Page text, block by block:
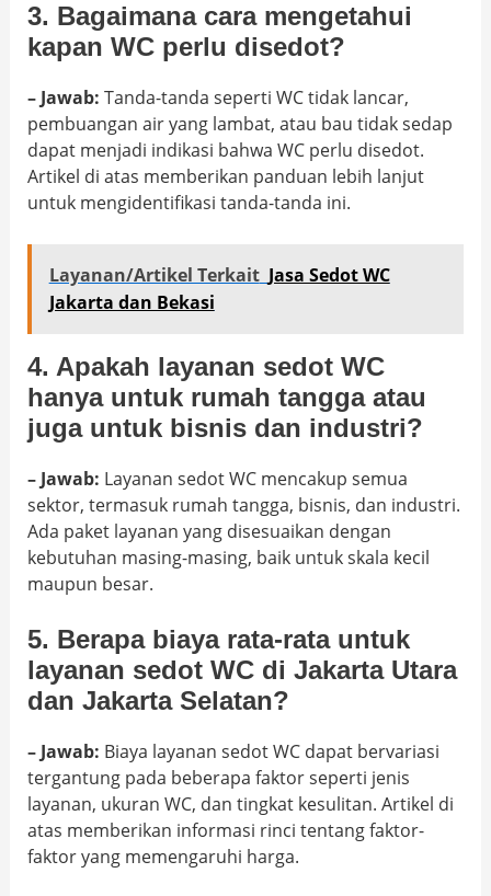
3. Bagaimana cara mengetahui
kapan WC perlu disedot?
– Jawab: Tanda-tanda seperti WC tidak lancar,
pembuangan air yang lambat, atau bau tidak sedap
dapat menjadi indikasi bahwa WC perlu disedot.
Artikel di atas memberikan panduan lebih lanjut
untuk mengidentifikasi tanda-tanda ini.
Layanan/Artikel Terkait Jasa Sedot WC
Jakarta dan Bekasi
4. Apakah layanan sedot WC
hanya untuk rumah tangga atau
juga untuk bisnis dan industri?
– Jawab: Layanan sedot WC mencakup semua
sektor, termasuk rumah tangga, bisnis, dan industri.
Ada paket layanan yang disesuaikan dengan
kebutuhan masing-masing, baik untuk skala kecil
maupun besar.
5. Berapa biaya rata-rata untuk
layanan sedot WC di Jakarta Utara
dan Jakarta Selatan?
– Jawab: Biaya layanan sedot WC dapat bervariasi
tergantung pada beberapa faktor seperti jenis
layanan, ukuran WC, dan tingkat kesulitan. Artikel di
atas memberikan informasi rinci tentang faktor-
faktor yang memengaruhi harga.